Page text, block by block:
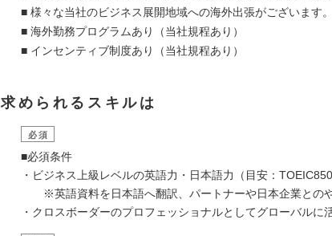
■ 様々な当社のビジネス展開地域への海外出張がございます。
■ 海外勤務プログラムあり（当社規程あり）
■ インセンティブ制度あり（当社規程あり）
求められるスキルは
必須
■必須条件
・ビジネス上級レベルの英語力・日本語力（目安：TOEIC850
※英語資料を日本語へ翻訳、パートナーや日本企業とのや
・クロスボーダーのプロフェッショナルとしてグローバルに